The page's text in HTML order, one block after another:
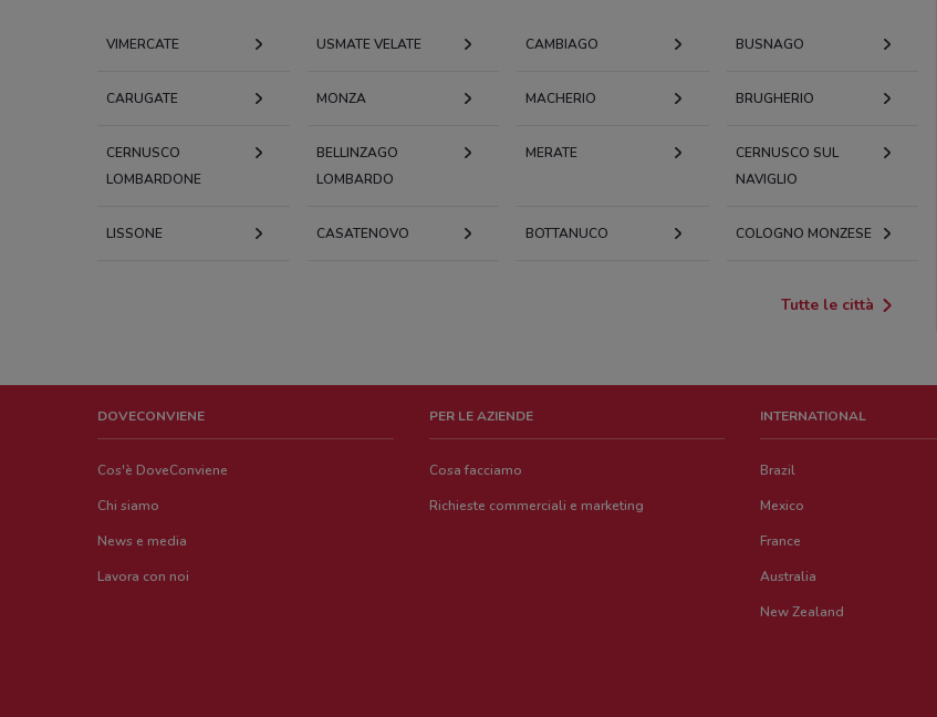
VIMERCATE USMATE VELATE CAMBIAGO BUSNAGO
CARUGATE MONZA MACHERIO BRUGHERIO
CERNUSCO
LOMBARDONE
BELLINZAGO
LOMBARDO
MERATE
CERNUSCO SUL
NAVIGLIO
LISSONE CASATENOVO BOTTANUCO COLOGNO MONZESE
Tutte le città
DOVECONVIENE
Cos'è DoveConviene
Chi siamo
News e media
Lavora con noi
PER LE AZIENDE
Cosa facciamo
Richieste commerciali e marketing
INTERNATIONAL
Brazil
Mexico
France
Australia
New Zealand